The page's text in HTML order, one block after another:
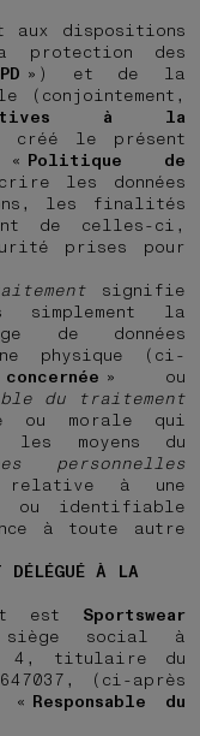
aux dispositions
protection des
») et de la
(conjointement,
à la
créé le présent
Politique de
les données
les finalités
de celles-ci,
prises pour
signifie
simplement la
de données
physique (ci-
» ou
du traitement
ou morale qui
moyens du
personnelles
relative à une
ou identifiable
à toute autre
DÉLÉGUÉ À LA
est Sportswear
social à
4, titulaire du
(ci-après
« Responsable du